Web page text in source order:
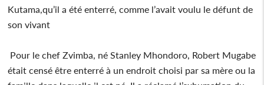
Kutama,qu’il a été enterré, comme l’avait voulu le défunt de
son vivant
Pour le chef Zvimba, né Stanley Mhondoro, Robert Mugabe
était censé être enterré à un endroit choisi par sa mère ou la